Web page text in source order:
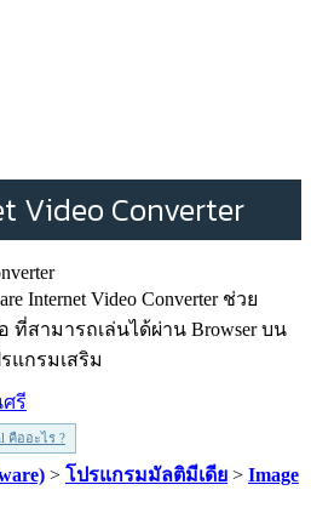
Video Converter
Internet Video Converter ช่วย
ที่สามารถเล่นได้ผ่าน Browser บน
แกรมเสริม
รี
คืออะไร ?
> โปรแกรมมัลติมีเดีย > Image